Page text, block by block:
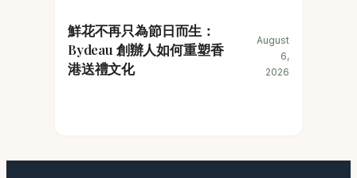
鮮花不再只為節日而生：
Bydeau 創辦人如何重塑香
港送禮文化
August
6,
2026